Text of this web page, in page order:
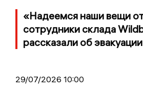
«Надеемся наши вещи
сотрудники склада
рассказали об эвакуации
29/07/2026 10:00